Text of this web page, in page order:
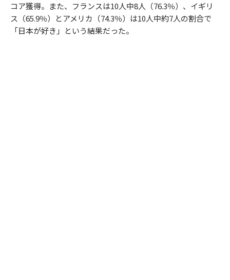
コア獲得。また、フランスは10人中8人（76.3％）、イギリ
ス（65.9％）とアメリカ（74.3％）は10人中約7人の割合で
「日本が好き」という結果だった。